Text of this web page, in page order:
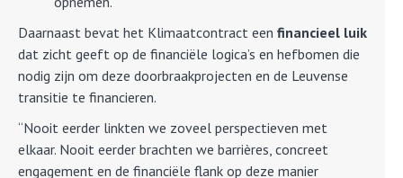
Daarnaast bevat het Klimaatcontract een financieel luik
dat zicht geeft op de financiële logica’s en hefbomen die
nodig zijn om deze doorbraakprojecten en de Leuvense
transitie te financieren.
“Nooit eerder linkten we zoveel perspectieven met
elkaar. Nooit eerder brachten we barrières, concreet
engagement en de financiële flank op deze manier